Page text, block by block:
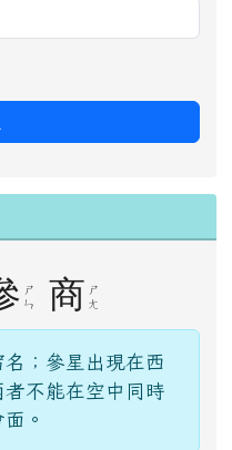
ㄕ
ㄣ
商 ㄕ
ㄤ
；參星出現在西
不能在空中同時
。